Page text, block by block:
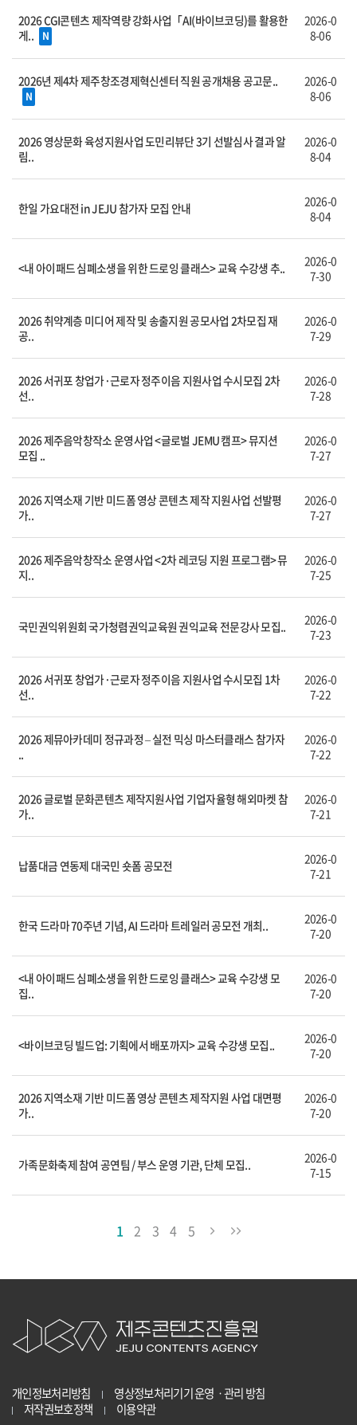
2026 CGI콘텐츠 제작역량 강화사업「AI(바이브코딩)를 활용한
게..
N
2026-0
8-06
2026년 제4차 제주창조경제혁신센터 직원 공개채용 공고문..
N
2026-0
8-06
2026 영상문화 육성지원사업 도민리뷰단 3기 선발심사 결과 알
림..
2026-0
8-04
한일 가요대전 in JEJU 참가자 모집 안내
2026-0
8-04
<내 아이패드 심폐소생을 위한 드로잉 클래스> 교육 수강생 추..
2026-0
7-30
2026 취약계층 미디어 제작 및 송출지원 공모사업 2차모집 재
공..
2026-0
7-29
2026 서귀포 창업가·근로자 정주이음 지원사업 수시모집 2차
선..
2026-0
7-28
2026 제주음악창작소 운영사업 <글로벌 JEMU 캠프> 뮤지션
모집 ..
2026-0
7-27
2026 지역소재 기반 미드폼 영상 콘텐츠 제작 지원사업 선발평
가..
2026-0
7-27
2026 제주음악창작소 운영사업 <2차 레코딩 지원 프로그램> 뮤
지..
2026-0
7-25
국민권익위원회 국가청렴권익교육원 권익교육 전문강사 모집..
2026-0
7-23
2026 서귀포 창업가·근로자 정주이음 지원사업 수시모집 1차
선..
2026-0
7-22
2026 제뮤아카데미 정규과정 – 실전 믹싱 마스터클래스 참가자
..
2026-0
7-22
2026 글로벌 문화콘텐츠 제작지원사업 기업자율형 해외마켓 참
가..
2026-0
7-21
납품대금 연동제 대국민 숏폼 공모전
2026-0
7-21
한국 드라마 70주년 기념, AI 드라마 트레일러 공모전 개최..
2026-0
7-20
<내 아이패드 심폐소생을 위한 드로잉 클래스> 교육 수강생 모
집..
2026-0
7-20
<바이브코딩 빌드업: 기획에서 배포까지> 교육 수강생 모집..
2026-0
7-20
2026 지역소재 기반 미드폼 영상 콘텐츠 제작지원 사업 대면평
가..
2026-0
7-20
가족문화축제 참여 공연팀 / 부스 운영 기관, 단체 모집..
2026-0
7-15
1 2 3 4 5
개인정보처리방침
영상정보처리기기 운영ㆍ관리 방침
저작권보호정책
이용약관